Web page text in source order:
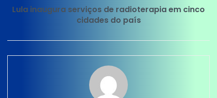
Lula inaugura serviços de radioterapia em cinco
cidades do país